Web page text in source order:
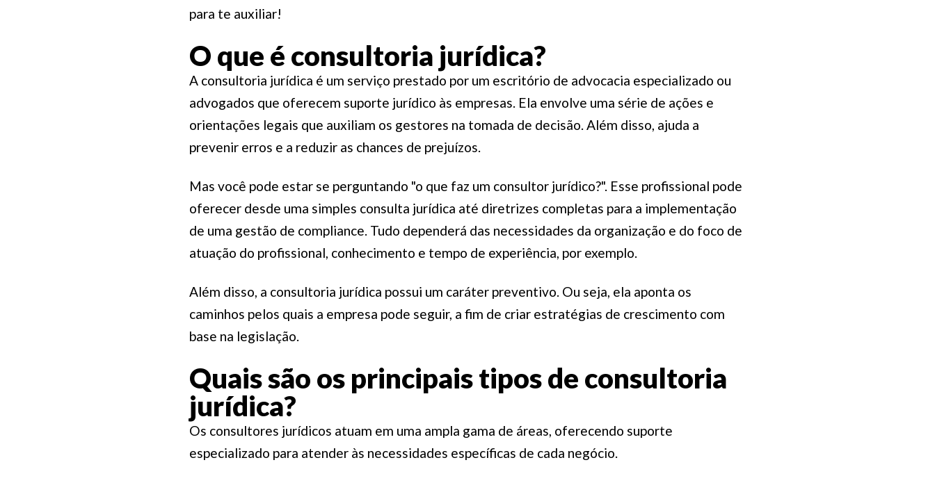
para te auxiliar!
O que é consultoria jurídica?
A consultoria jurídica é um serviço prestado por um escritório de advocacia especializado ou
advogados que oferecem suporte jurídico às empresas. Ela envolve uma série de ações e
orientações legais que auxiliam os gestores na tomada de decisão. Além disso, ajuda a
prevenir erros e a reduzir as chances de prejuízos.
Mas você pode estar se perguntando "o que faz um consultor jurídico?". Esse profissional pode
oferecer desde uma simples consulta jurídica até diretrizes completas para a implementação
de uma gestão de compliance. Tudo dependerá das necessidades da organização e do foco de
atuação do profissional, conhecimento e tempo de experiência, por exemplo.
Além disso, a consultoria jurídica possui um caráter preventivo. Ou seja, ela aponta os
caminhos pelos quais a empresa pode seguir, a fim de criar estratégias de crescimento com
base na legislação.
Quais são os principais tipos de consultoria
jurídica?
Os consultores jurídicos atuam em uma ampla gama de áreas, oferecendo suporte
especializado para atender às necessidades específicas de cada negócio.